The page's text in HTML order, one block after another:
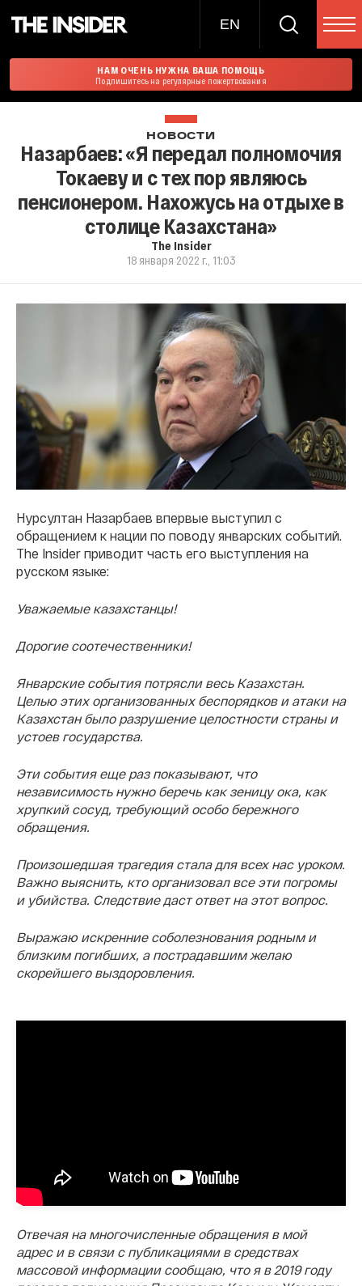
EN
НАМ ОЧЕНЬ НУЖНА ВАША ПОМОЩЬ
Подпишитесь на регулярные пожертвования
НОВОСТИ
Назарбаев: «Я передал полномочия
Токаеву и с тех пор являюсь
пенсионером. Нахожусь на отдыхе в
столице Казахстана»
The Insider
18 января 2022 г., 11:03
Нурсултан Назарбаев впервые выступил с
обращением к нации по поводу январских событий.
The Insider приводит часть его выступления на
русском языке:
Уважаемые казахстанцы!
Дорогие соотечественники!
Январские события потрясли весь Казахстан.
Целью этих организованных беспорядков и атаки на
Казахстан было разрушение целостности страны и
устоев государства.
Эти события еще раз показывают, что
независимость нужно беречь как зеницу ока, как
хрупкий сосуд, требующий особо бережного
обращения.
Произошедшая трагедия стала для всех нас уроком.
Важно выяснить, кто организовал все эти погромы
и убийства. Следствие даст ответ на этот вопрос.
Выражаю искренние соболезнования родным и
близким погибших, а пострадавшим желаю
скорейшего выздоровления.
Отвечая на многочисленные обращения в мой
адрес и в связи с публикациями в средствах
массовой информации сообщаю, что я в 2019 году